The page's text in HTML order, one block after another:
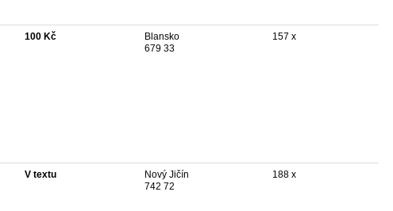
100 Kč
Blansko
679 33
157 x
V textu
Nový Jičín
742 72
188 x